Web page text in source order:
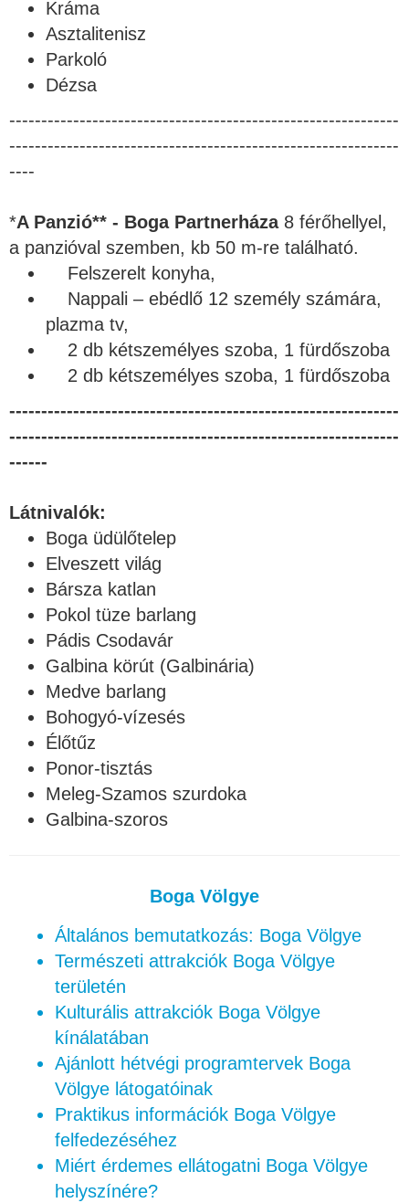
Kráma
Asztalitenisz
Parkoló
Dézsa
-------------------------------------------------------------
-------------------------------------------------------------
----
*A Panzió** - Boga Partnerháza 8 férőhellyel,
a panzióval szemben, kb 50 m-re található.
Felszerelt konyha,
Nappali – ebédlő 12 személy számára,
plazma tv,
2 db kétszemélyes szoba, 1 fürdőszoba
2 db kétszemélyes szoba, 1 fürdőszoba
-------------------------------------------------------------
-------------------------------------------------------------
------
Látnivalók:
Boga üdülőtelep
Elveszett világ
Bársza katlan
Pokol tüze barlang
Pádis Csodavár
Galbina körút (Galbinária)
Medve barlang
Bohogyó-vízesés
Élőtűz
Ponor-tisztás
Meleg-Szamos szurdoka
Galbina-szoros
Boga Völgye
Általános bemutatkozás: Boga Völgye
Természeti attrakciók Boga Völgye
területén
Kulturális attrakciók Boga Völgye
kínálatában
Ajánlott hétvégi programtervek Boga
Völgye látogatóinak
Praktikus információk Boga Völgye
felfedezéséhez
Miért érdemes ellátogatni Boga Völgye
helyszínére?